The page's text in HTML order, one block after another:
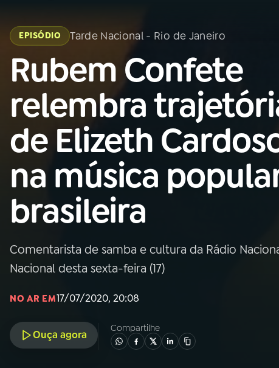
Buscar
na
Rádio
Nacional
01 INÍCIO
02 A RÁDIO
03PROGRAMAÇÃO
04 PROGRAMAS
05 PODCASTS
06VIDEOCASTS
na
Rádio
EPISÓDIO Tarde Nacional - Rio de Janeiro
Rubem Confete
relembra
de Elizeth
na música
brasileira
Comentarista de samba e cultura da Rádio
Nacional desta sexta-feira (17)
NO AR EM17/07/2020, 20:08
Ouça agora
Compartilhe